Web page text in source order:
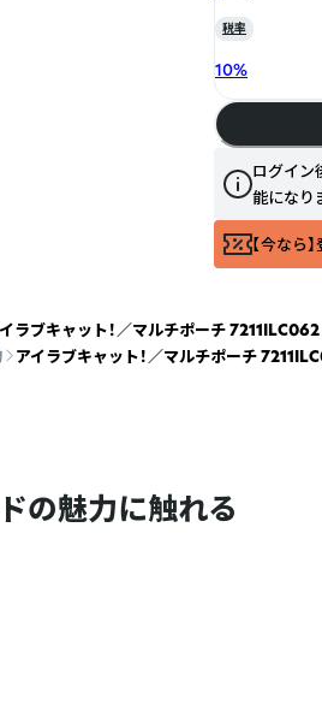
税率
10%
ログイン
能になり
【今なら
ラブキャット！／マルチポーチ
アイラブキャット！／マルチポーチ
の魅力に触れる